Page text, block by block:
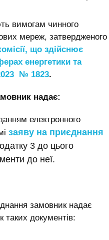
вимогам чинного
мереж, затвердженого
що здійснює
енергетики та
№ 1823.
надає:
електронного
заяву на приєднання
3 до цього
до неї.
замовник надає
таких документів: